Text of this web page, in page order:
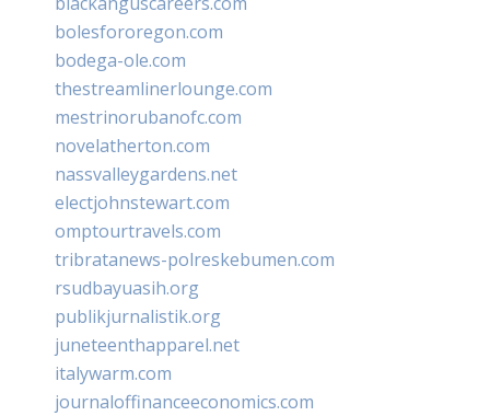
bolesfororegon.com
bodega-ole.com
thestreamlinerlounge.com
mestrinorubanofc.com
novelatherton.com
nassvalleygardens.net
electjohnstewart.com
omptourtravels.com
tribratanews-polreskebumen.com
rsudbayuasih.org
publikjurnalistik.org
juneteenthapparel.net
italywarm.com
journaloffinanceeconomics.com